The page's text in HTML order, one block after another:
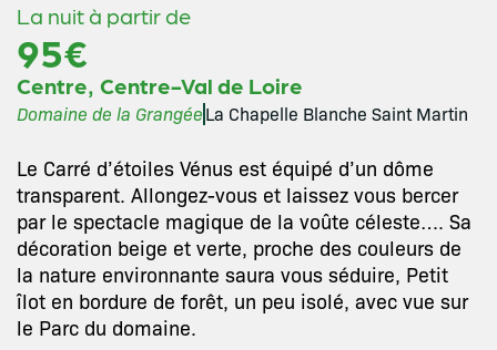
La nuit à partir de
95€
Centre, Centre-Val de Loire
Domaine de la GrangéeLa Chapelle Blanche Saint Martin
Le Carré d’étoiles Vénus est équipé d’un dôme
transparent. Allongez-vous et laissez vous bercer
par le spectacle magique de la voûte céleste…. Sa
décoration beige et verte, proche des couleurs de
la nature environnante saura vous séduire, Petit
îlot en bordure de forêt, un peu isolé, avec vue sur
le Parc du domaine.